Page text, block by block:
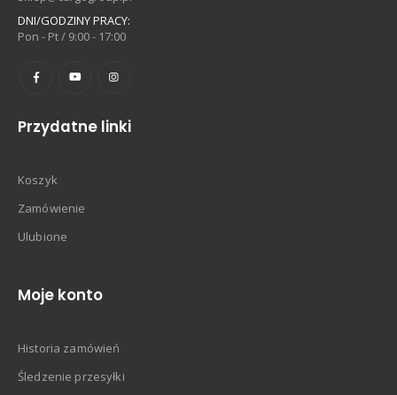
DNI/GODZINY PRACY:
Pon - Pt / 9:00 - 17:00
Przydatne linki
Koszyk
Zamówienie
Ulubione
Moje konto
Historia zamówień
Śledzenie przesyłki